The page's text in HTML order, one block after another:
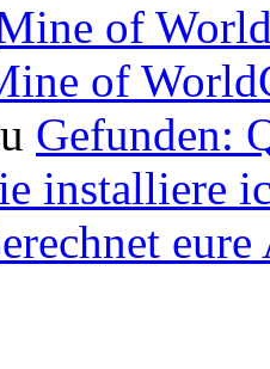
of
of
Gefunden:
installiere